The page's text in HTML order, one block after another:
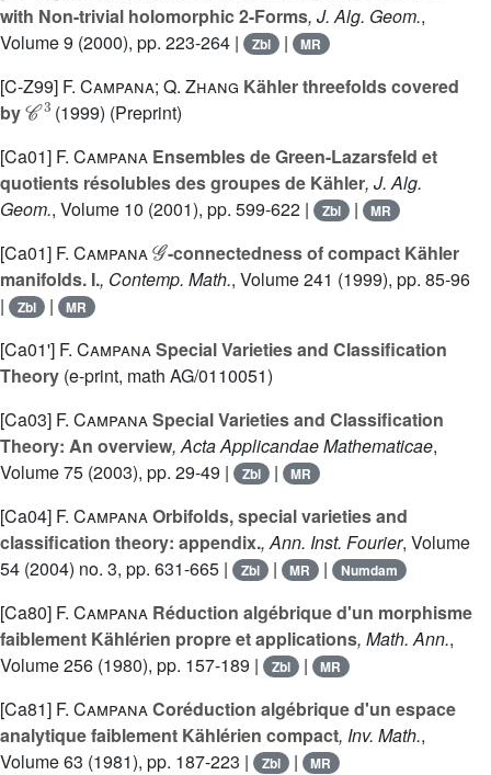
with Non-trivial holomorphic 2-Forms, J. Alg. Geom.,
Volume 9 (2000), pp. 223-264 | Zbl | MR
[C-Z99] F. Campana; Q. Zhang Kähler threefolds covered
by
𝒞3
(1999) (Preprint)
[Ca01] F. Campana Ensembles de Green-Lazarsfeld et
quotients résolubles des groupes de Kähler, J. Alg.
Geom., Volume 10 (2001), pp. 599-622 | Zbl | MR
[Ca01] F. Campana
𝒢
-connectedness of compact Kähler
manifolds. I., Contemp. Math., Volume 241 (1999), pp. 85-96
|
Zbl | MR
[Ca01'] F. CampanaSpecial Varieties and Classification
Theory (e-print, math AG/0110051)
[Ca03] F. CampanaSpecial Varieties and Classification
Theory: An overview, Acta Applicandae Mathematicae,
Volume 75 (2003), pp. 29-49 | Zbl | MR
[Ca04] F. CampanaOrbifolds, special varieties and
classification theory: appendix., Ann. Inst. Fourier, Volume
54 (2004) no. 3, pp. 631-665 | Zbl | MR | Numdam
[Ca80] F. Campana Réduction algébrique d'un morphisme
faiblement Kählérien propre et applications, Math. Ann.,
Volume 256 (1980), pp. 157-189 | Zbl | MR
[Ca81] F. CampanaCoréduction algébrique d'un espace
analytique faiblement Kählérien compact, Inv. Math.,
Volume 63 (1981), pp. 187-223 | Zbl | MR